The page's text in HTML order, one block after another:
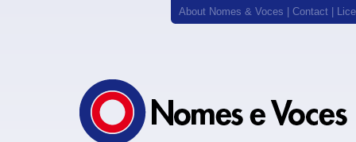
About Nomes & Voces Contact